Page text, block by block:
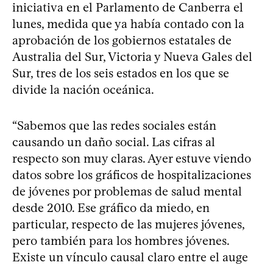
iniciativa en el Parlamento de Canberra el
lunes, medida que ya había contado con la
aprobación de los gobiernos estatales de
Australia del Sur, Victoria y Nueva Gales del
Sur, tres de los seis estados en los que se
divide la nación oceánica.
“Sabemos que las redes sociales están
causando un daño social. Las cifras al
respecto son muy claras. Ayer estuve viendo
datos sobre los gráficos de hospitalizaciones
de jóvenes por problemas de salud mental
desde 2010. Ese gráfico da miedo, en
particular, respecto de las mujeres jóvenes,
pero también para los hombres jóvenes.
Existe un vínculo causal claro entre el auge